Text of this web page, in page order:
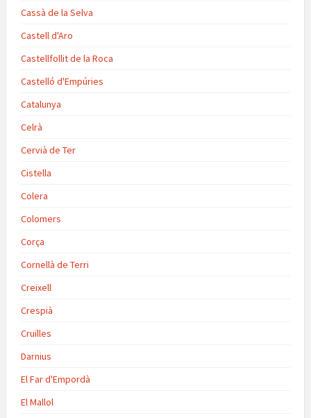
Cassà de la Selva
Castell d'Aro
Castellfollit de la Roca
Castelló d'Empúries
Catalunya
Celrà
Cervià de Ter
Cistella
Colera
Colomers
Corça
Cornellà de Terri
Creixell
Crespià
Cruïlles
Darnius
El Far d'Empordà
El Mallol